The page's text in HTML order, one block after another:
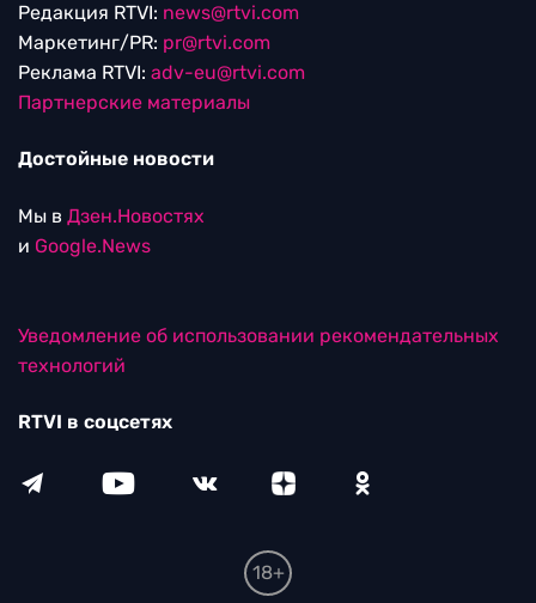
Редакция RTVI: news@rtvi.com
Маркетинг/PR: pr@rtvi.com
Реклама RTVI: adv-eu@rtvi.com
Партнерские материалы
Достойные новости
Мы в Дзен.Новостях
и Google.News
Уведомление об использовании рекомендательных
технологий
RTVI в соцсетях
18+